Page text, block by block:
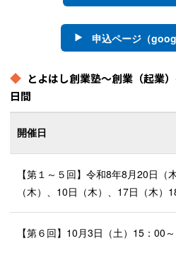
申込ページ（
とよはし創業塾～創業（起業
日間
開催日
【第１～５回】令和8年8月20日（
（木）、10日（木）、17日（木）
【第６回】10月3日（土）15：00